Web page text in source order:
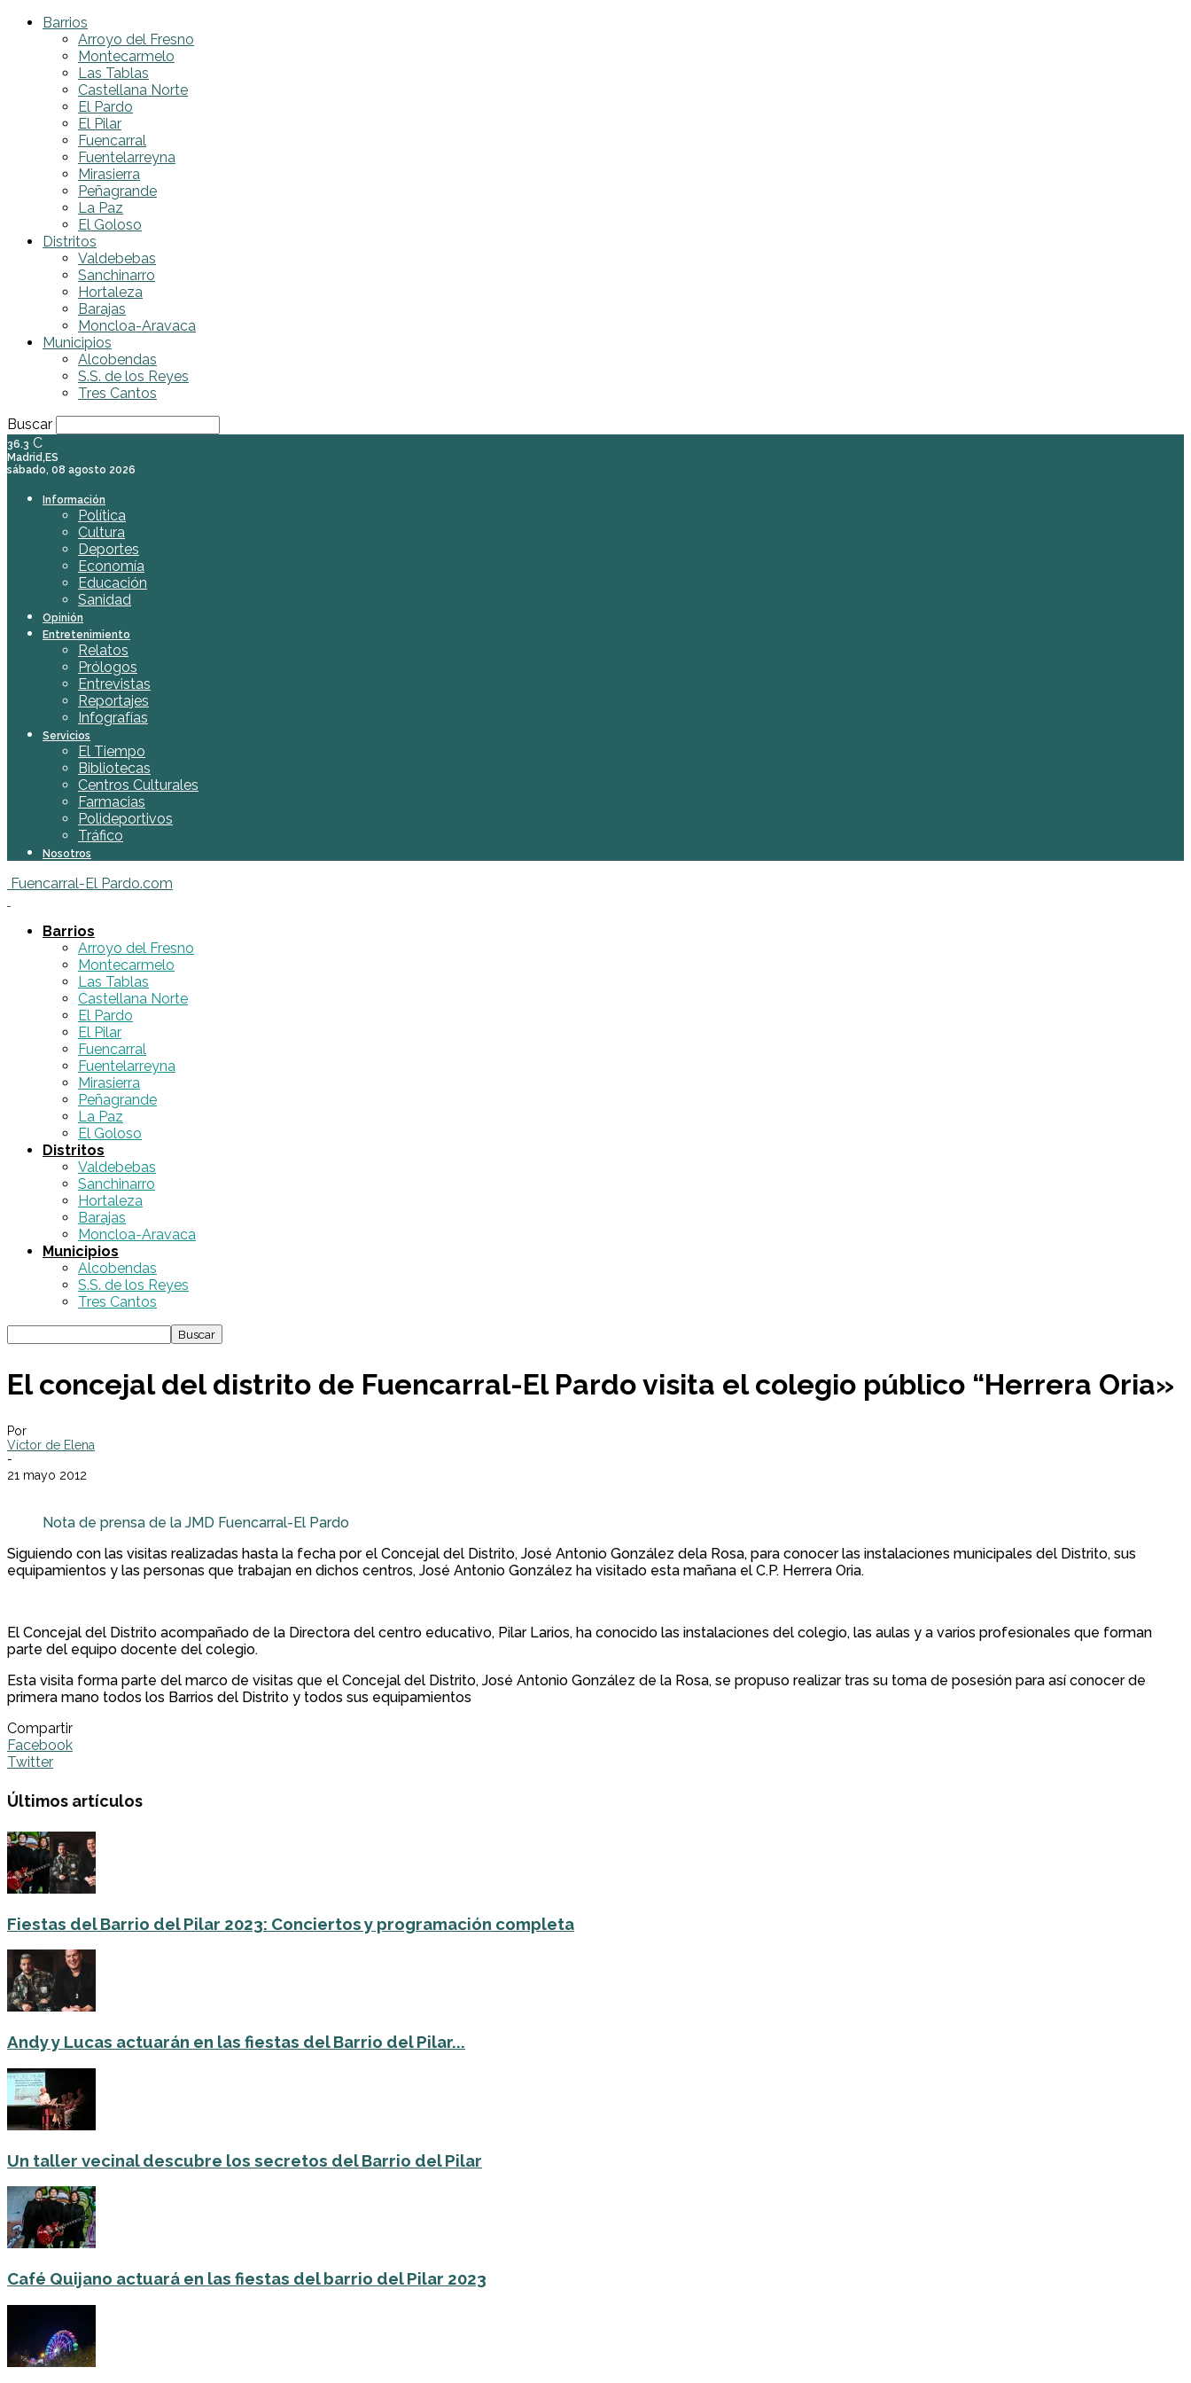
Barrios
Arroyo del Fresno
Montecarmelo
Las Tablas
Castellana Norte
El Pardo
El Pilar
Fuencarral
Fuentelarreyna
Mirasierra
Peñagrande
La Paz
El Goloso
Distritos
Valdebebas
Sanchinarro
Hortaleza
Barajas
Moncloa-Aravaca
Municipios
Alcobendas
S.S. de los Reyes
Tres Cantos
Buscar
36.3 C
Madrid,ES
sábado, 08 agosto 2026
Información
Política
Cultura
Deportes
Economía
Educación
Sanidad
Opinión
Entretenimiento
Relatos
Prólogos
Entrevistas
Reportajes
Infografías
Servicios
El Tiempo
Bibliotecas
Centros Culturales
Farmacias
Polideportivos
Tráfico
Nosotros
Fuencarral-El Pardo.com
Barrios
Arroyo del Fresno
Montecarmelo
Las Tablas
Castellana Norte
El Pardo
El Pilar
Fuencarral
Fuentelarreyna
Mirasierra
Peñagrande
La Paz
El Goloso
Distritos
Valdebebas
Sanchinarro
Hortaleza
Barajas
Moncloa-Aravaca
Municipios
Alcobendas
S.S. de los Reyes
Tres Cantos
El concejal del distrito de Fuencarral-El Pardo visita el colegio público “Herrera Oria»
Por
Víctor de Elena
-
21 mayo 2012
Nota de prensa de la JMD Fuencarral-El Pardo
Siguiendo con las visitas realizadas hasta la fecha por el Concejal del Distrito, José Antonio González dela Rosa, para conocer las instalaciones municipales del Distrito, sus
equipamientos y las personas que trabajan en dichos centros, José Antonio González ha visitado esta mañana el C.P. Herrera Oria.
El Concejal del Distrito acompañado de la Directora del centro educativo, Pilar Larios, ha conocido las instalaciones del colegio, las aulas y a varios profesionales que forman
parte del equipo docente del colegio.
Esta visita forma parte del marco de visitas que el Concejal del Distrito, José Antonio González de la Rosa, se propuso realizar tras su toma de posesión para así conocer de
primera mano todos los Barrios del Distrito y todos sus equipamientos
Compartir
Facebook
Twitter
Últimos artículos
Fiestas del Barrio del Pilar 2023: Conciertos y programación completa
Andy y Lucas actuarán en las fiestas del Barrio del Pilar...
Un taller vecinal descubre los secretos del Barrio del Pilar
Café Quijano actuará en las fiestas del barrio del Pilar 2023